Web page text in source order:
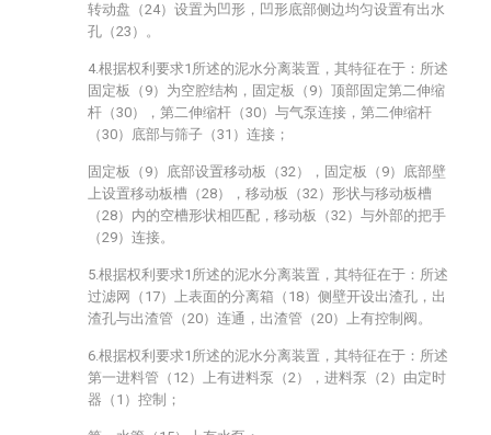
转动盘（24）设置为凹形，凹形底部侧边均匀设置有出水
孔（23）。
4.根据权利要求1所述的泥水分离装置，其特征在于：所述
固定板（9）为空腔结构，固定板（9）顶部固定第二伸缩
杆（30），第二伸缩杆（30）与气泵连接，第二伸缩杆
（30）底部与筛子（31）连接；
固定板（9）底部设置移动板（32），固定板（9）底部壁
上设置移动板槽（28），移动板（32）形状与移动板槽
（28）内的空槽形状相匹配，移动板（32）与外部的把手
（29）连接。
5.根据权利要求1所述的泥水分离装置，其特征在于：所述
过滤网（17）上表面的分离箱（18）侧壁开设出渣孔，出
渣孔与出渣管（20）连通，出渣管（20）上有控制阀。
6.根据权利要求1所述的泥水分离装置，其特征在于：所述
第一进料管（12）上有进料泵（2），进料泵（2）由定时
器（1）控制；